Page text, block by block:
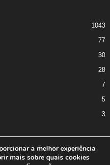
1043
77
30
28
7
5
3
Oficina da Comunicação
a melhor experiência
mais sobre quais cookies